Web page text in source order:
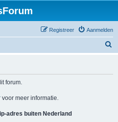
Aanmelden
Registreer
forum.
voor meer informatie.
ip-adres buiten Nederland